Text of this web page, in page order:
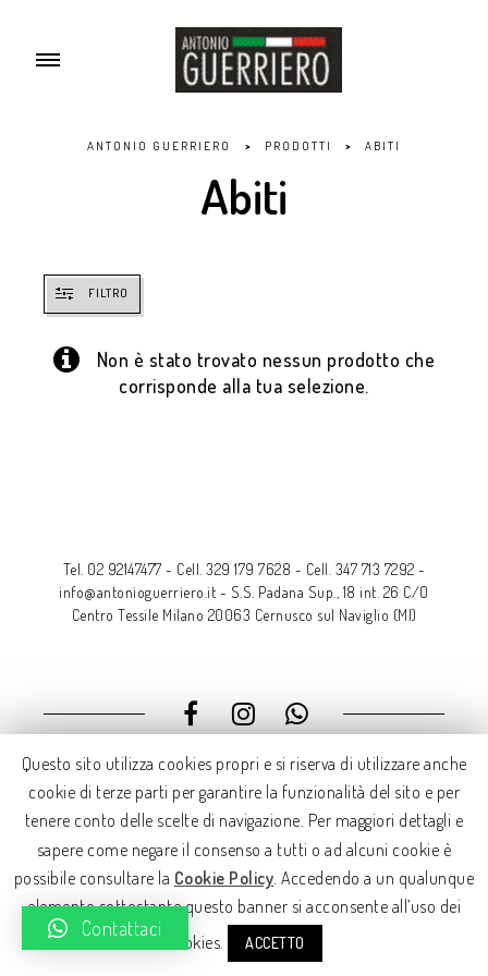
ANTONIO GUERRIERO > PRODOTTI > ABITI
Abiti
FILTRO
Non è stato trovato nessun prodotto che
corrisponde alla tua selezione.
Tel. 02 92147477 - Cell. 329 179 7628 - Cell. 347 713 7292 -
info@antonioguerriero.it - S.S. Padana Sup., 18 int. 26 C/O
Centro Tessile Milano 20063 Cernusco sul Naviglio (MI)
Copyright 2024 Antonio Guerriero - P.IVA 08076630964
- Made by Calicchia Design& 3PComunication
Questo sito utilizza cookies propri e si riserva di utilizzare anche
cookie di terze parti per garantire la funzionalità del sito e per
tenere conto delle scelte di navigazione. Per maggiori dettagli e
sapere come negare il consenso a tutti o ad alcuni cookie è
possibile consultare la Cookie Policy . Accedendo a un qualunque
elemento sottostante questo banner si acconsente all’uso dei
cookies.
ACCETTO
Contattaci